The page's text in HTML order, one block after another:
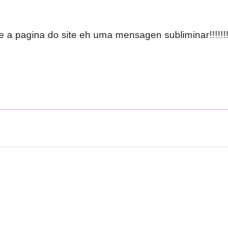
pagina do site eh uma mensagen